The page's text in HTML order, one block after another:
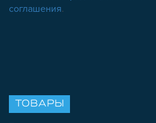
соглашения.
ТОВАРЫ